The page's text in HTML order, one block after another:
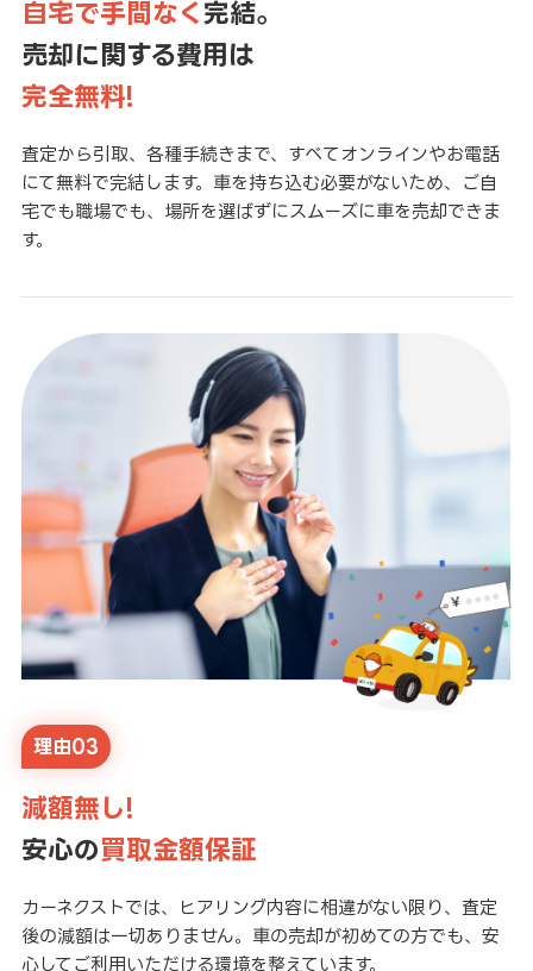
自宅で手間なく 完結。
売却に関する費用は
完全無料!
査定から引取、各種手続きまで、すべてオンラインやお電話
にて無料で完結します。車を持ち込む必要がないため、ご自
宅でも職場でも、場所を選ばずにスムーズに車を売却できま
す。
理由03
減額無し!
安心の買取金額保証
カーネクストでは、ヒアリング内容に相違がない限り、査定
後の減額は一切ありません。車の売却が初めての方でも、安
心してご利用いただける環境を整えています。